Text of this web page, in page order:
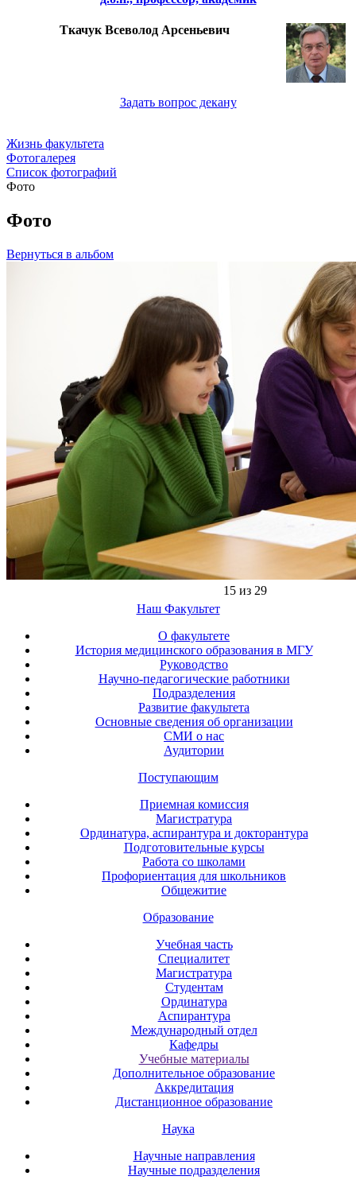
Ткачук Всеволод Арсеньевич
Задать вопрос декану
Жизнь факультета
Фотогалерея
Список фотографий
Фото
Фото
Вернуться в альбом
15 из 29
Наш Факультет
О факультете
История медицинского образования в МГУ
Руководство
Научно-педагогические работники
Подразделения
Развитие факультета
Основные сведения об организации
СМИ о нас
Аудитории
Поступающим
Приемная комиссия
Магистратура
Ординатура, аспирантура и докторантура
Подготовительные курсы
Работа со школами
Профориентация для школьников
Общежитие
Образование
Учебная часть
Специалитет
Магистратура
Студентам
Ординатура
Аспирантура
Международный отдел
Кафедры
Учебные материалы
Дополнительное образование
Аккредитация
Дистанционное образование
Наука
Научные направления
Научные подразделения